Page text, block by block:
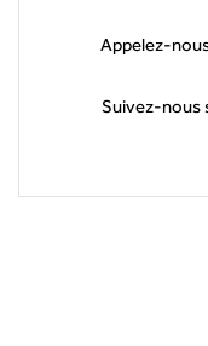
Appelez-
Suivez-nous